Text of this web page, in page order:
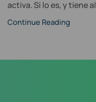
activa. Si lo es, y tiene
Continue Reading